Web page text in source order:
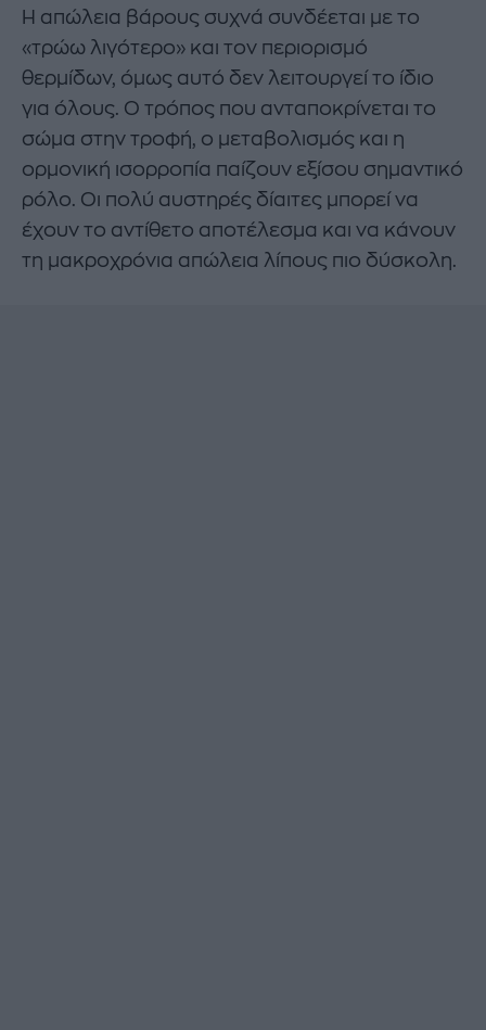
Η απώλεια βάρους συχνά συνδέεται με το
«τρώω λιγότερο» και τον περιορισμό
θερμίδων, όμως αυτό δεν λειτουργεί το ίδιο
για όλους. Ο τρόπος που ανταποκρίνεται το
σώμα στην τροφή, ο μεταβολισμός και η
ορμονική ισορροπία παίζουν εξίσου σημαντικό
ρόλο. Οι πολύ αυστηρές δίαιτες μπορεί να
έχουν το αντίθετο αποτέλεσμα και να κάνουν
τη μακροχρόνια απώλεια λίπους πιο δύσκολη.